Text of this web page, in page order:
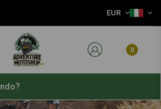
EUR
0